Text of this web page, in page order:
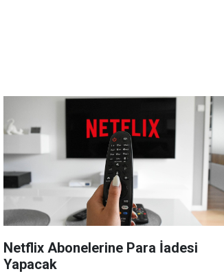
Netflix Abonelerine Para İadesi
Yapacak